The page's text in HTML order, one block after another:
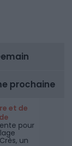
prochaine
et de
pour
un